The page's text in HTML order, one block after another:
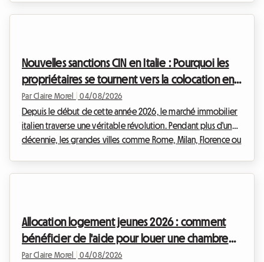
que s'installer à plusieurs peut parfois susciter...
Nouvelles sanctions CIN en Italie : Pourquoi les
propriétaires se tournent vers la colocation en
2026
Par Claire Morel 04/08/2026
Depuis le début de cette année 2026, le marché immobilier
italien traverse une véritable révolution. Pendant plus d'une
décennie, les grandes villes comme Rome, Milan, Florence ou
drastiques bouleverse les habitu...
Allocation logement jeunes 2026 : comment
bénéficier de l'aide pour louer une chambre
en Espagne
Par Claire Morel 04/08/2026